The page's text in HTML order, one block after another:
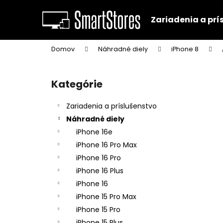
Zariadenia a
Domov Náhradné diely iPhone 8
Preskočiť
kategórie
Kategórie
Zariadenia a príslušenstvo
Náhradné diely
iPhone 16e
iPhone 16 Pro Max
iPhone 16 Pro
iPhone 16 Plus
iPhone 16
iPhone 15 Pro Max
iPhone 15 Pro
í
Späť
do
obchodu
Späť
do
obchodu